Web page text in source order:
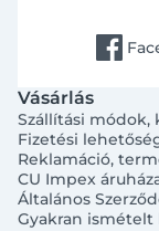
facebook
Vásárlás
Szállítási módok,
Fizetési
Reklamáció,
CU Impex
Általános
Gyakran ismételt